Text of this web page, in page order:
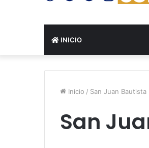
INICIO
Inicio / San Juan Bautista
San